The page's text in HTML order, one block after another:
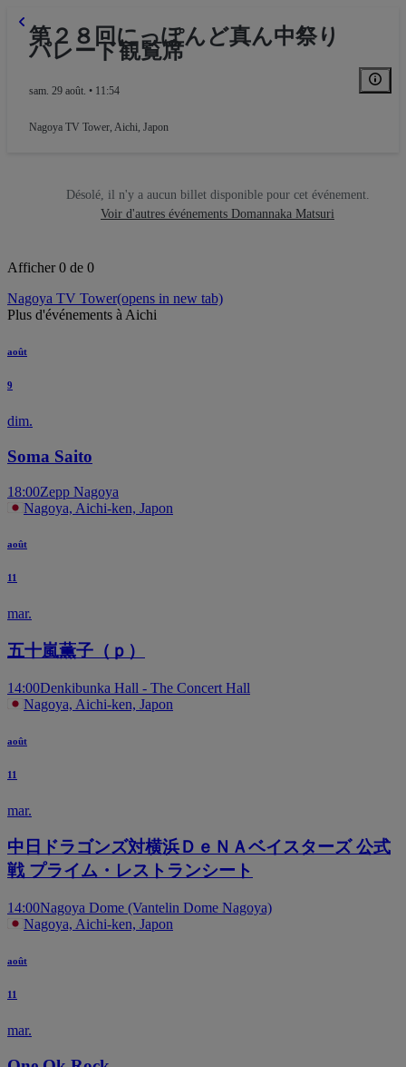
第２８回にっぽんど真ん中祭り
パレード観覧席
sam. 29 août. • 11:54
Nagoya TV Tower, Aichi, Japon
Désolé, il n'y a aucun billet disponible pour cet événement.
Voir d'autres événements Domannaka Matsuri
Afficher 0 de 0
Nagoya TV Tower(opens in new tab)
Plus d'événements à Aichi
août
9
dim.
Soma Saito
18:00Zepp Nagoya
Nagoya, Aichi-ken, Japon
août
11
mar.
五十嵐薫子（ｐ）
14:00Denkibunka Hall - The Concert Hall
Nagoya, Aichi-ken, Japon
août
11
mar.
中日ドラゴンズ対横浜ＤｅＮＡベイスターズ 公式
戦 プライム・レストランシート
14:00Nagoya Dome (Vantelin Dome Nagoya)
Nagoya, Aichi-ken, Japon
août
11
mar.